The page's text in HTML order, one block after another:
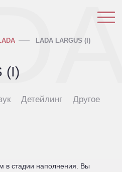
LADA LARGUS (I)
(I)
Детейлинг Другое
в стадии наполнения. Вы